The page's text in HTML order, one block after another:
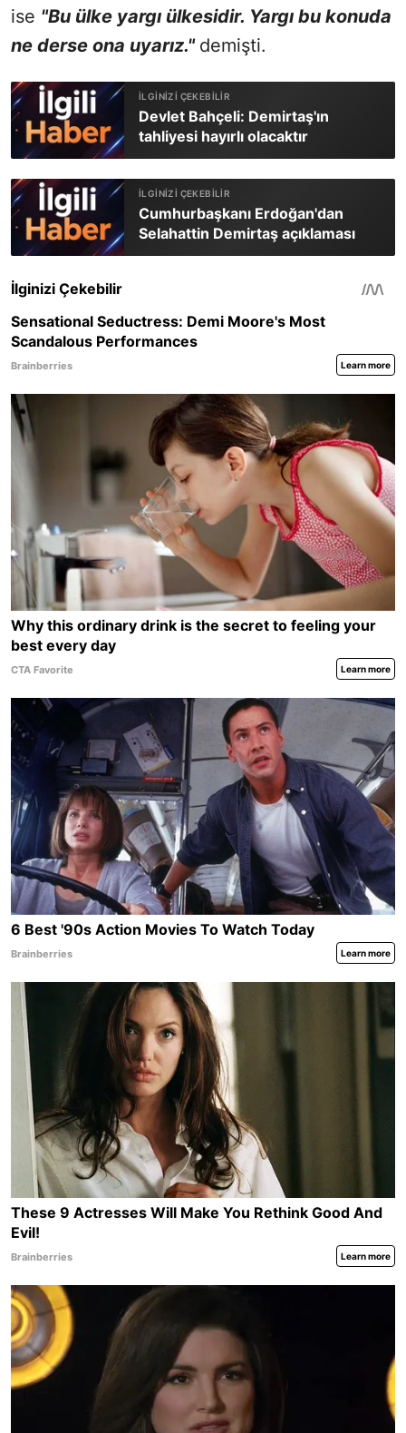
ise "Bu ülke yargı ülkesidir. Yargı bu konuda
ne derse ona uyarız." demişti.
Devlet Bahçeli: Demirtaş'ın
tahliyesi hayırlı olacaktır
Cumhurbaşkanı Erdoğan'dan
Selahattin Demirtaş açıklaması